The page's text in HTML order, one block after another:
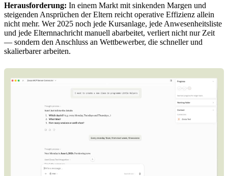
Herausforderung: In einem Markt mit sinkenden Margen und
steigenden Ansprüchen der Eltern reicht operative Effizienz allein
nicht mehr. Wer 2025 noch jede Kursanlage, jede Anwesenheitsliste
und jede Elternnachricht manuell abarbeitet, verliert nicht nur Zeit
— sondern den Anschluss an Wettbewerber, die schneller und
skalierbarer arbeiten.